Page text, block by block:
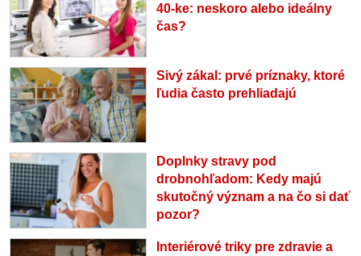
40-ke: neskoro alebo ideálny
čas?
Sivý zákal: prvé príznaky, ktoré
ľudia často prehliadajú
Doplnky stravy pod
drobnohľadom: Kedy majú
skutočný význam a na čo si dať
pozor?
Interiérové triky pre zdravie a